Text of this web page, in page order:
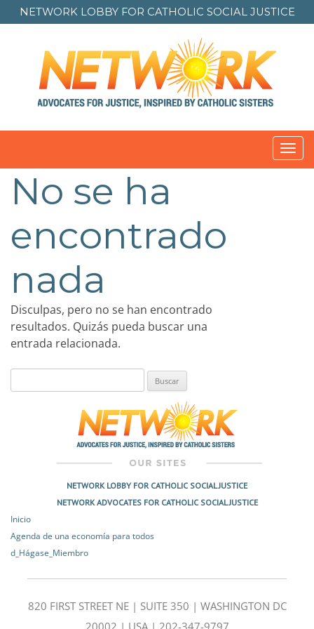
NETWORK LOBBY FOR CATHOLIC SOCIAL JUSTICE
No se ha
encontrado
nada
Disculpas, pero no se han encontrado
resultados. Quizás pueda buscar una
entrada relacionada.
NETWORK LOBBY FOR CATHOLIC SOCIAL JUSTICE
NETWORK ADVOCATES FOR CATHOLIC SOCIAL JUSTICE
Inicio
Agenda de una economía para todos
d_Hágase_Miembro
820 FIRST STREET NE | SUITE 350 | WASHINGTON DC
20002 | USA | 202-347-9797